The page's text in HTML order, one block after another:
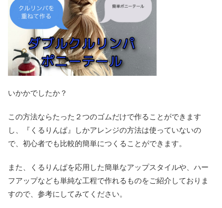
いかかでしたか？
この方法ならたった２つのゴムだけで作ることができます
し、『くるりんぱ』しかアレンジの方法は使っていないの
で、初心者でも比較的簡単につくることができます。
また、くるりんぱを応用した簡単なアップスタイルや、ハー
フアップなども単純な工程で作れるものをご紹介しておりま
すので、参考にしてみてください。